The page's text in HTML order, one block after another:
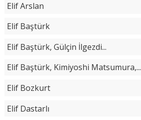
Elif Arslan
Elif Baştürk
Elif Baştürk, Gülçin İlgezdi...
Elif Baştürk, Kimiyoshi Matsumura,...
Elif Bozkurt
Elif Dastarlı